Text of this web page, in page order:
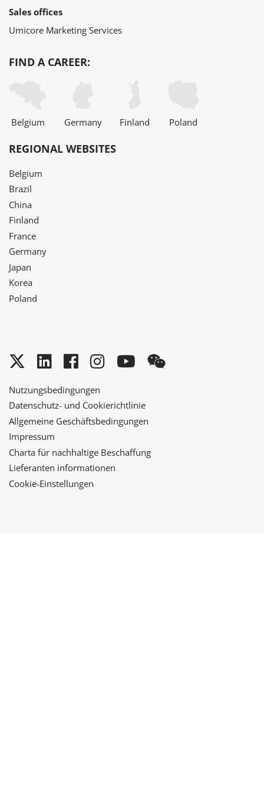
Sales offices
Umicore Marketing Services
FIND A CAREER:
Belgium Germany Finland Poland
REGIONAL WEBSITES
Belgium
Brazil
China
Finland
France
Germany
Japan
Korea
Poland
Twitter
LinkedInFacebook
Instagram
YouTube
Nutzungsbedingungen
Datenschutz- und Cookierichtlinie
Allgemeine Geschäftsbedingungen
Impressum
Charta für nachhaltige Beschaffung
Lieferanten informationen
Cookie-Einstellungen